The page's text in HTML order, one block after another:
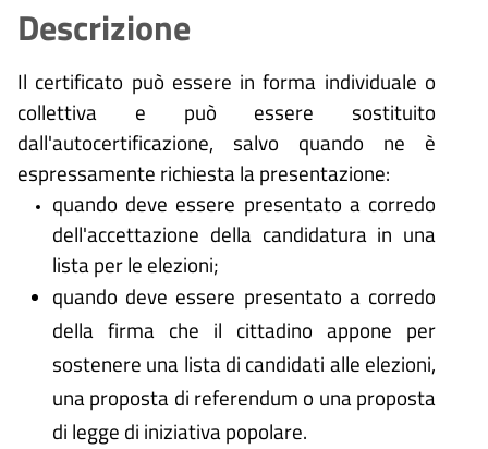
Descrizione
Il certificato può essere in forma individuale o
collettiva e può essere sostituito
dall'autocertificazione, salvo quando ne è
espressamente richiesta la presentazione:
quando deve essere presentato a corredo
dell'accettazione della candidatura in una
lista per le elezioni;
quando deve essere presentato a corredo
della firma che il cittadino appone per
sostenere una lista di candidati alle elezioni,
una proposta di referendum o una proposta
di legge di iniziativa popolare.